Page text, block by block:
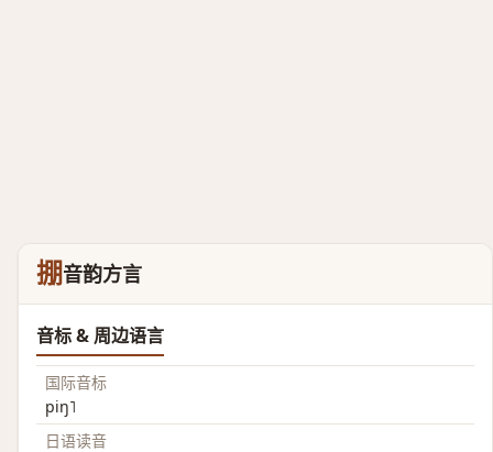
掤音韵方言
音标 & 周边语言
国际音标
piŋ˥
日语读音